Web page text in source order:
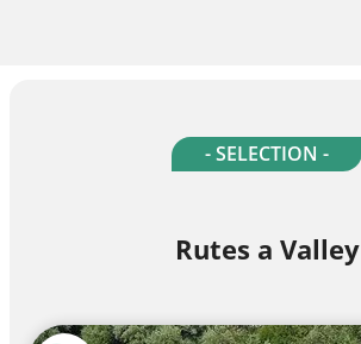
- SELECTION -
Rutes a Valley